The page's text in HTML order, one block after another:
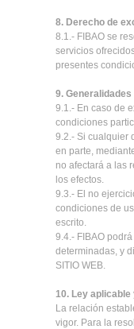
8. Derecho de
8.1.- FIBAOse
servicios
presentes
9. Generalidades
9.1.- En caso de
condiciones
9.2.- Si cualquier
en parte,
no afectará a las
los efectos.
9.3.- El no
condiciones de
escrito.
9.4.- FIBAO
determinadas, y
SITIO WEB.
10. Ley
La relación
vigor. Para la